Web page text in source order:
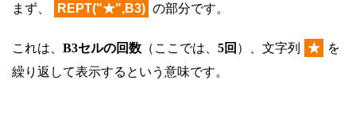
まず、 REPT("★",B3) の部分です。
これは、 B3セルの回数 （ここでは、 5回 ）、文字列 ★
を
繰り返して表示するという意味です。